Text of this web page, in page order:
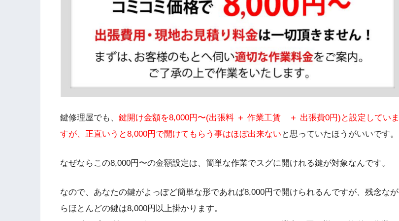
鍵修理屋でも、 鍵開け金額を8,000円〜(出張料 ＋ 作業工賃 ＋ 出張費0円)と設定していま
すが、正直いうと8,000円で開けてもらう事はほぼ出来ない と思っていたほうがいいです。
なぜならこの8,000円〜の金額設定は、簡単な作業でスグに開けれる鍵が対象なんです。
なので、あなたの鍵がよっぽど簡単な形であれば8,000円で開けられるんですが、残念なが
らほとんどの鍵は8,000円以上掛かります。